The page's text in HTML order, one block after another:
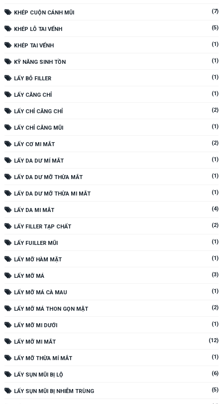
KHÉP CUỘN CÁNH MŨI (7)
KHÉP LỖ TAI VỂNH (5)
KHÉP TAI VỂNH (1)
KỸ NĂNG SINH TỒN (1)
LẤY BỎ FILLER (1)
LẤY CĂNG CHỈ (1)
LẤY CHỈ CĂNG CHỈ (2)
LẤY CHỈ CĂNG MŨI (1)
LẤY CƠ MI MẮT (2)
LẤY DA DƯ MÍ MẮT (1)
LẤY DA DƯ MỠ THỪA MẮT (1)
LẤY DA DƯ MỠ THỪA MI MẮT (1)
LẤY DA MI MẮT (4)
LẤY FILLER TẠP CHẤT (2)
LẤY FUILLER MŨI (1)
LẤY MỠ HÀM MẶT (1)
LẤY MỠ MÁ (3)
LẤY MỠ MÁ CÀ MAU (1)
LẤY MỠ MÁ THON GỌN MẶT (2)
LẤY MỠ MI DƯỚI (1)
LẤY MỠ MI MẮT (12)
LẤY MỠ THỪA MÍ MẮT (1)
LẤY SỤN MŨI BỊ LỘ (6)
LẤY SỤN MŨI BỊ NHIỄM TRÙNG (5)